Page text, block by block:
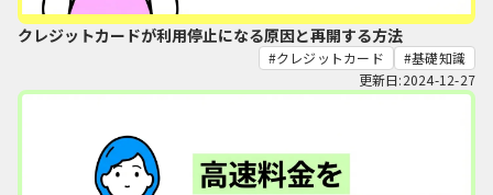
クレジットカードが利用停止になる原因と再開する方法
クレジットカード
基礎知識
更新日:2024-12-27